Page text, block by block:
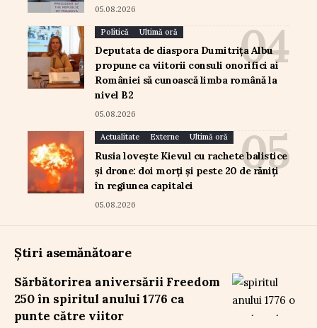
05.08.2026
Politică Ultimă oră
Deputata de diaspora Dumitrița Albu
propune ca viitorii consuli onorifici ai
României să cunoască limba română la
nivel B2
05.08.2026
Actualitate Externe Ultimă oră
Rusia lovește Kievul cu rachete balistice
și drone: doi morți și peste 20 de răniți
în regiunea capitalei
05.08.2026
Știri asemănătoare
Sărbătorirea aniversării Freedom
250 în spiritul anului 1776 ca
punte către viitor